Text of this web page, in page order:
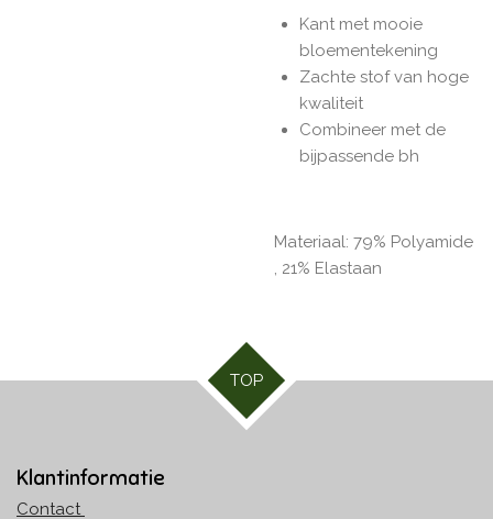
Kant met mooie
bloementekening
Zachte stof van hoge
kwaliteit
Combineer met de
bijpassende bh
Materiaal: 79% Polyamide
, 21% Elastaan
TOP
Klantinformatie
Contact